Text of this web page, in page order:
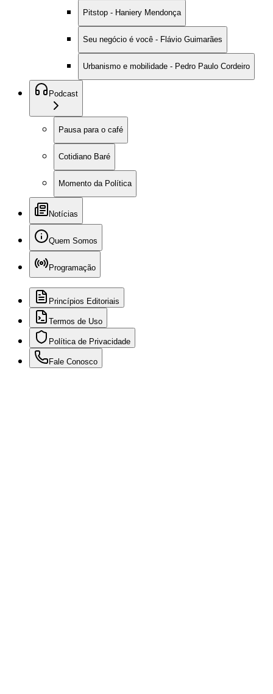
Pitstop - Haniery Mendonça
Seu negócio é você - Flávio Guimarães
Urbanismo e mobilidade - Pedro Paulo Cordeiro
Podcast
Pausa para o café
Cotidiano Baré
Momento da Política
Notícias
Quem Somos
Programação
Princípios Editoriais
Termos de Uso
Política de Privacidade
Fale Conosco